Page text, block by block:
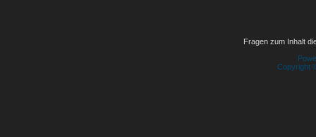
Fragen zum Inhalt
Copyright